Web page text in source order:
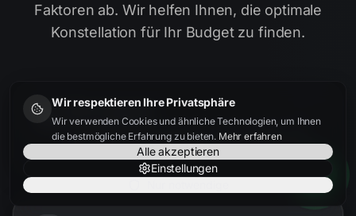
Wir respektieren Ihre Privatsphäre
Wir verwenden Cookies und ähnliche Technologien, um Ihnen
die bestmögliche Erfahrung zu bieten. Mehr erfahren
Alle akzeptieren
Einstellungen
Faktoren ab. Wir helfen Ihnen, die optimale
Konstellation für Ihr Budget zu finden.
Fahrzeugpreis
Je besser der Einkaufspreis, desto niedriger die
Rate. Wir finden bundesweit die besten Angebote.